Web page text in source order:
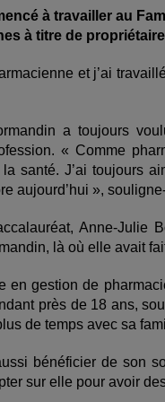
à travailler au
à titre de
et j’ai
a toujours
« Comme
santé. J’ai toujours
aujourd’hui »,
Anne‑Julie
là où elle avait fait
en gestion de
près de 18 ans,
de temps avec sa
bénéficier de son
sur elle pour avoir